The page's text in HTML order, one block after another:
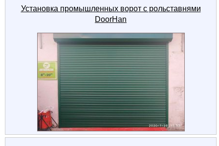
Установка промышленных ворот с рольставнями
DoorHan